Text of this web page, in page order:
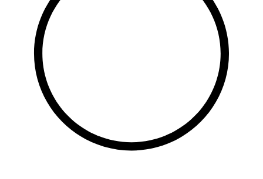
107,1 FM
Балык бистәсе
104,9 FM
Баулы
107,5 FM
Биләр